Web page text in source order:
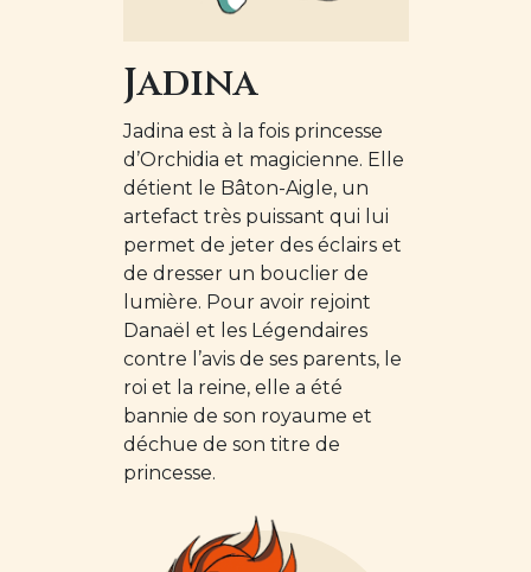
Jadina
Jadina est à la fois princesse
d’Orchidia et magicienne. Elle
détient le Bâton-Aigle, un
artefact très puissant qui lui
permet de jeter des éclairs et
de dresser un bouclier de
lumière. Pour avoir rejoint
Danaël et les Légendaires
contre l’avis de ses parents, le
roi et la reine, elle a été
bannie de son royaume et
déchue de son titre de
princesse.